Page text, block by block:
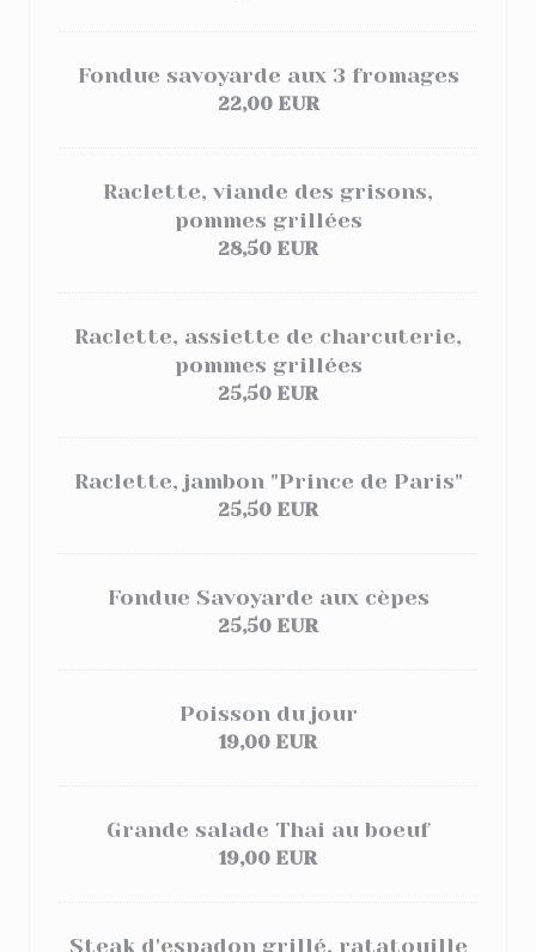
Fondue savoyarde aux 3 fromages
22,00 EUR
Raclette, viande des grisons,
pommes grillées
28,50 EUR
Raclette, assiette de charcuterie,
pommes grillées
25,50 EUR
Raclette, jambon "Prince de Paris"
25,50 EUR
Fondue Savoyarde aux cèpes
25,50 EUR
Poisson du jour
19,00 EUR
Grande salade Thai au boeuf
19,00 EUR
Steak d'espadon grillé, ratatouille